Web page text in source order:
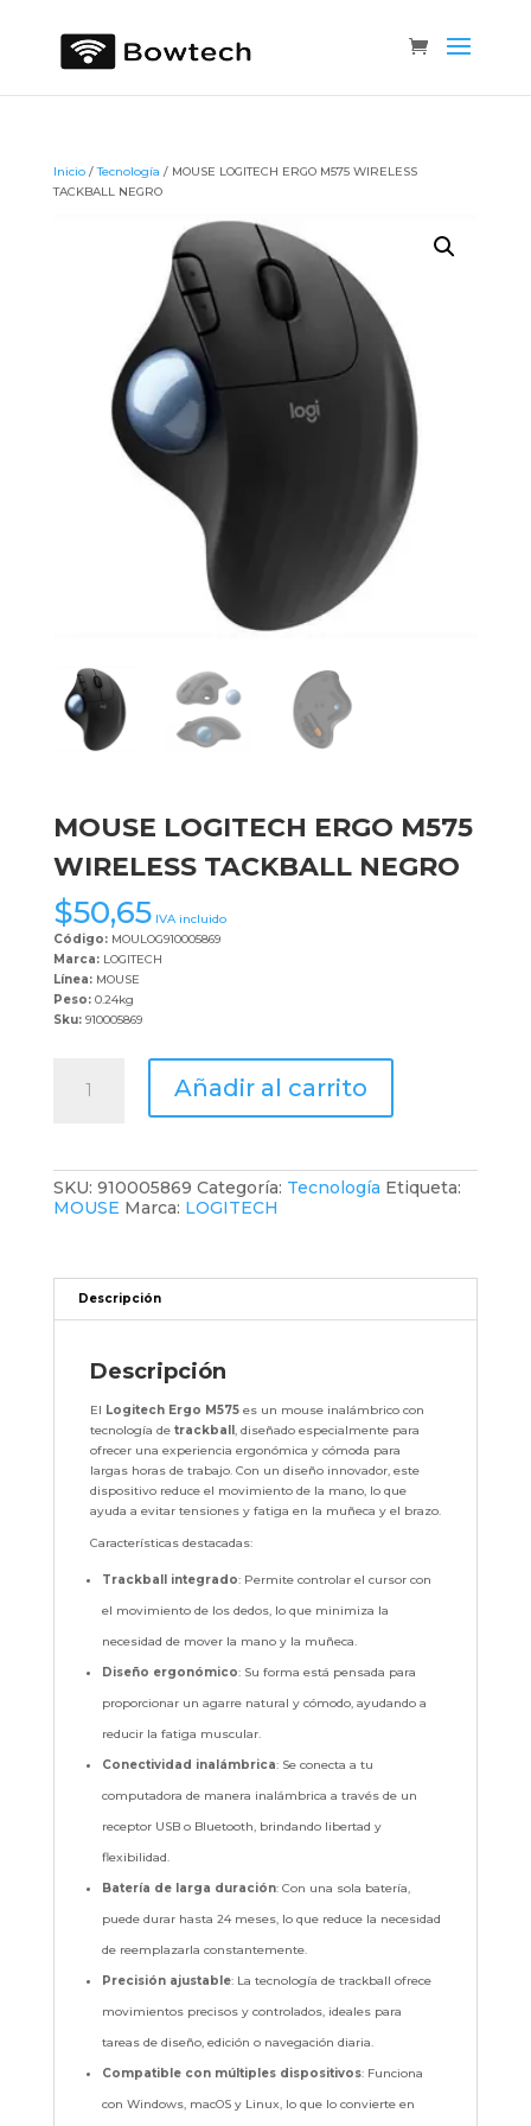
Inicio/Tecnología / MOUSE LOGITECH ERGO M575 WIRELESS
TACKBALL NEGRO
MOUSE LOGITECH ERGO M575
WIRELESS TACKBALL NEGRO
$50,65 IVA incluido
Código: MOULOG910005869
Marca: LOGITECH
Línea: MOUSE
Peso: 0.24kg
Sku: 910005869
LOGITECH
TACKBALL
NEGRO
cantidad
Añadir al carrito
SKU: 910005869 Categoría: Tecnología Etiqueta:
MOUSE Marca: LOGITECH
Descripción
Descripción
El Logitech Ergo M575es un mouse inalámbrico con
tecnología de trackball, diseñado especialmente para
ofrecer una experiencia ergonómica y cómoda para
largas horas de trabajo. Con un diseño innovador, este
dispositivo reduce el movimiento de la mano, lo que
ayuda a evitar tensiones y fatiga en la muñeca y el brazo.
Características destacadas:
Trackball integrado: Permite controlar el cursor con
el movimiento de los dedos, lo que minimiza la
necesidad de mover la mano y la muñeca.
Diseño ergonómico: Su forma está pensada para
proporcionar un agarre natural y cómodo, ayudando a
reducir la fatiga muscular.
Conectividad inalámbrica: Se conecta a tu
computadora de manera inalámbrica a través de un
receptor USB o Bluetooth, brindando libertad y
flexibilidad.
Batería de larga duración: Con una sola batería,
puede durar hasta 24 meses, lo que reduce la necesidad
de reemplazarla constantemente.
Precisión ajustable: La tecnología de trackball ofrece
movimientos precisos y controlados, ideales para
tareas de diseño, edición o navegación diaria.
Compatible con múltiples dispositivos: Funciona
con Windows, macOS y Linux, lo que lo convierte en